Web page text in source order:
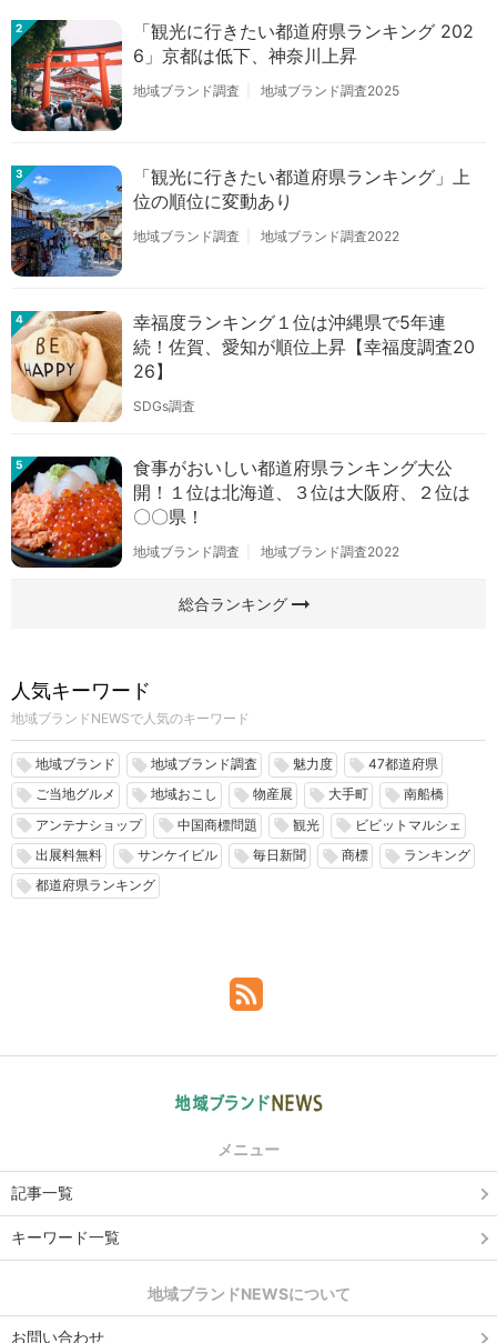
2
「観光に行きたい都道府県ランキング 202
6」京都は低下、神奈川上昇
地域ブランド調査 地域ブランド調査2025
3
「観光に行きたい都道府県ランキング」上
位の順位に変動あり
地域ブランド調査 地域ブランド調査2022
4
幸福度ランキング１位は沖縄県で5年連
続！佐賀、愛知が順位上昇【幸福度調査20
26】
SDGs調査
5
食事がおいしい都道府県ランキング大公
開！１位は北海道、３位は大阪府、２位は
〇〇県！
地域ブランド調査 地域ブランド調査2022
総合ランキングarrow_right_alt
人気キーワード
地域ブランドNEWSで人気のキーワード
local_offer 地域ブランド local_offer 地域ブランド調査 local_offer 魅力度 local_offer 47都道府県
local_offer ご当地グルメ local_offer 地域おこし local_offer 物産展 local_offer 大手町 local_offer 南船橋
local_offer アンテナショップ local_offer 中国商標問題 local_offer 観光 local_offer ビビットマルシェ
local_offer 出展料無料 local_offer サンケイビル local_offer 毎日新聞 local_offer 商標 local_offer ランキング
local_offer 都道府県ランキング
メニュー
記事一覧
キーワード一覧
地域ブランドNEWSについて
お問い合わせ